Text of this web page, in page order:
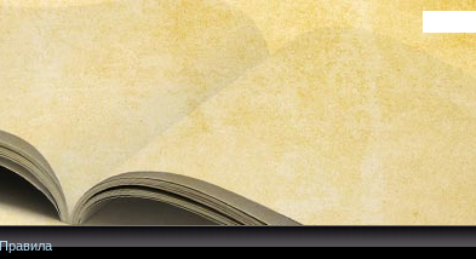
Правила